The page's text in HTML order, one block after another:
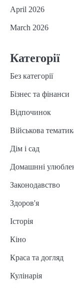
April 2026
March 2026
Категорії
Без категорії
Бізнес та фінанси
Відпочинок
Військова
Дім і сад
Домашнні
Законодавство
Здоров'я
Історія
Кіно
Краса та догляд
Кулінарія